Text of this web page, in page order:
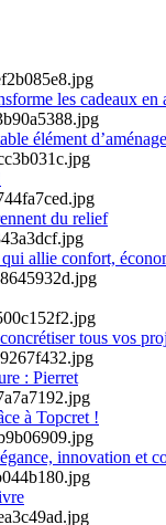
les cadeaux en
élément
du relief
allie confort,
tous vos
: Pierret
à Topcret !
innovation et